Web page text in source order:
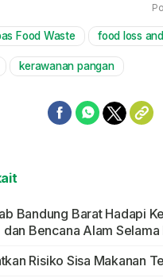
Food Waste food loss
kerawanan pangan
Bandung Barat Hadapi
Bencana Alam Selama
Risiko Sisa Makanan